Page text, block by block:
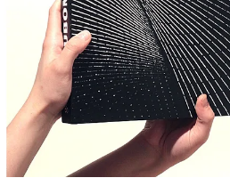
300 Kč
Was: 350 Kč